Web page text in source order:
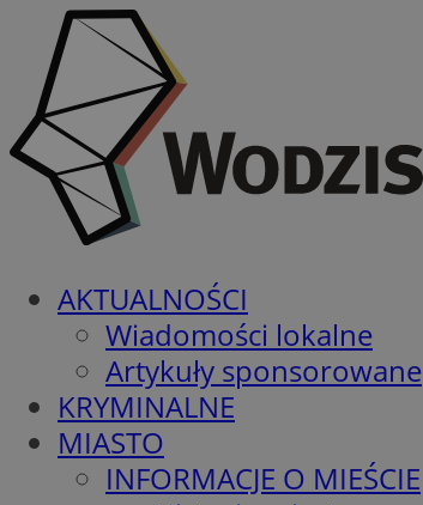
AKTUALNOŚCI
Wiadomości lokalne
Artykuły sponsorowane
KRYMINALNE
MIASTO
INFORMACJE O MIEŚCIE